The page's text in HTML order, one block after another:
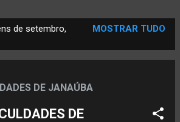
de setembro,
MOSTRAR TUDO
DE JANAÚBA
DE